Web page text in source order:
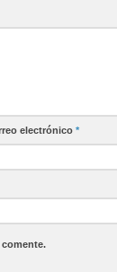
electrónico*